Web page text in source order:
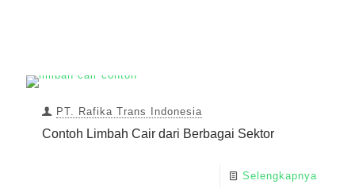
PT. Rafika Trans Indonesia
Contoh Limbah Cair dari Berbagai Sektor
Selengkapnya